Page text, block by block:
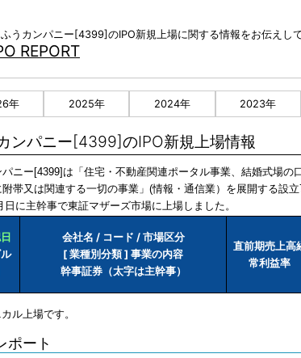
ふうカンパニー[4399]のIPO新規上場に関する情報をお伝えして
REPORT
年 2025年 2024年 2023年
ンパニー[4399]のIPO新規上場情報
パニー[4399]は「住宅・不動産関連ポータル事業、結婚式場
帯又は関連する一切の事業」(情報・通信業）を展開する設立
日に主幹事で東証マザーズ市場に上場しました。
会社名 / コード / 市場区分
[ 業種別分類 ] 事業の内容
幹事証券（太字は主幹事）
直前期売上高
常利益率
ル上場です。
ポート